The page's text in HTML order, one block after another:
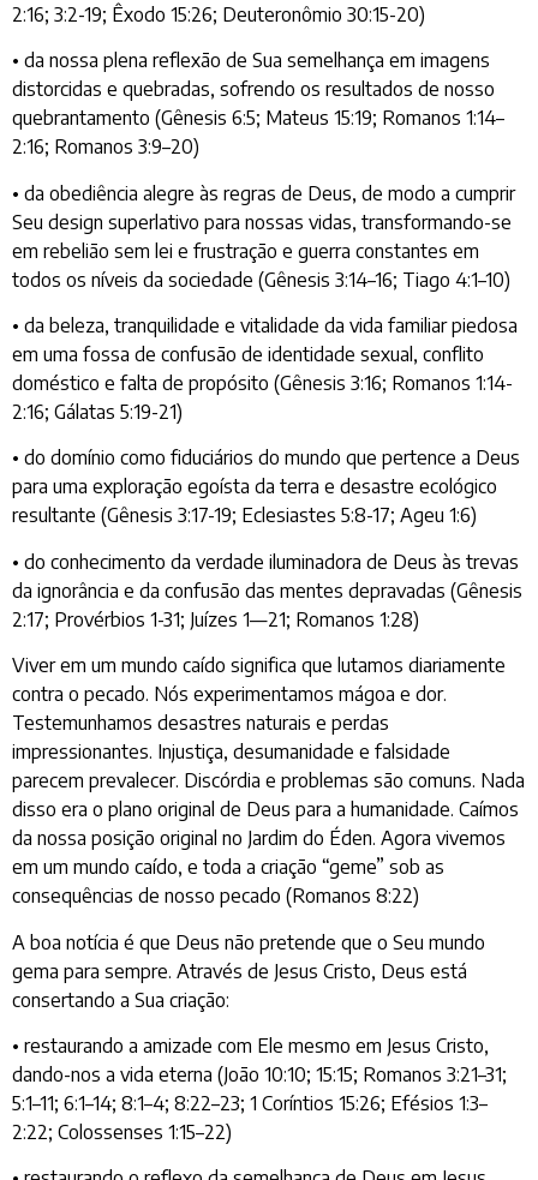
2:16; 3:2-19; Êxodo 15:26; Deuteronômio 30:15-20)
• da nossa plena reflexão de Sua semelhança em imagens
distorcidas e quebradas, sofrendo os resultados de nosso
quebrantamento (Gênesis 6:5; Mateus 15:19; Romanos 1:14–
2:16; Romanos 3:9–20)
• da obediência alegre às regras de Deus, de modo a cumprir
Seu design superlativo para nossas vidas, transformando-se
em rebelião sem lei e frustração e guerra constantes em
todos os níveis da sociedade (Gênesis 3:14–16; Tiago 4:1–10)
• da beleza, tranquilidade e vitalidade da vida familiar piedosa
em uma fossa de confusão de identidade sexual, conflito
doméstico e falta de propósito (Gênesis 3:16; Romanos 1:14-
2:16; Gálatas 5:19-21)
• do domínio como fiduciários do mundo que pertence a Deus
para uma exploração egoísta da terra e desastre ecológico
resultante (Gênesis 3:17-19; Eclesiastes 5:8-17; Ageu 1:6)
• do conhecimento da verdade iluminadora de Deus às trevas
da ignorância e da confusão das mentes depravadas (Gênesis
2:17; Provérbios 1-31; Juízes 1—21; Romanos 1:28)
Viver em um mundo caído significa que lutamos diariamente
contra o pecado. Nós experimentamos mágoa e dor.
Testemunhamos desastres naturais e perdas
impressionantes. Injustiça, desumanidade e falsidade
parecem prevalecer. Discórdia e problemas são comuns. Nada
disso era o plano original de Deus para a humanidade. Caímos
da nossa posição original no Jardim do Éden. Agora vivemos
em um mundo caído, e toda a criação “geme” sob as
consequências de nosso pecado (Romanos 8:22)
A boa notícia é que Deus não pretende que o Seu mundo
gema para sempre. Através de Jesus Cristo, Deus está
consertando a Sua criação:
• restaurando a amizade com Ele mesmo em Jesus Cristo,
dando-nos a vida eterna (João 10:10; 15:15; Romanos 3:21–31;
5:1–11; 6:1–14; 8:1–4; 8:22–23; 1 Coríntios 15:26; Efésios 1:3–
2:22; Colossenses 1:15–22)